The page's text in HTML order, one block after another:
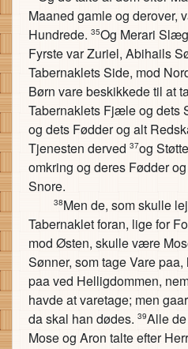
Maaned gamle og derover,
Hundrede. 35Og Merari
Fyrste var Zuriel, Abihails
Tabernaklets Side, mod
Børn vare beskikkede til at
Tabernaklets Fjæle og dets
og dets Fødder og alt
Tjenesten derved 37og
omkring og deres Fødder
Snore.
38Men de, som skulle
Tabernaklet foran, lige for
mod Østen, skulle være
Sønner, som tage Vare
paa ved Helligdommen,
havde at varetage; men
da skal han dødes. 39Alle
Mose og Aron talte efter